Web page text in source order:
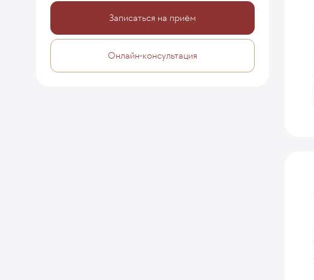
Записаться на приём
Онлайн-консультация